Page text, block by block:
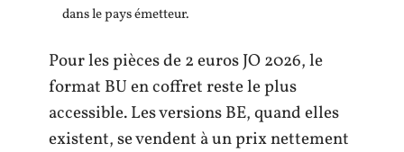
dans le pays émetteur.
Pour les pièces de 2 euros JO 2026, le
format BU en coffret reste le plus
accessible. Les versions BE, quand elles
existent, se vendent à un prix nettement